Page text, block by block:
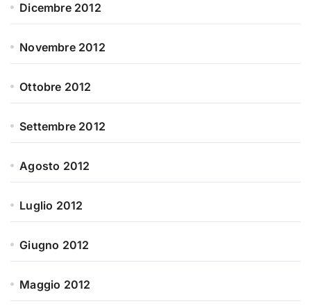
Dicembre 2012
Novembre 2012
Ottobre 2012
Settembre 2012
Agosto 2012
Luglio 2012
Giugno 2012
Maggio 2012